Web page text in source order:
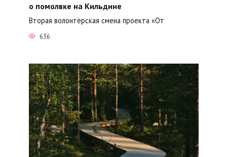
о помолвке на Кильдине
Вторая волонтёрская смена проекта «От
636